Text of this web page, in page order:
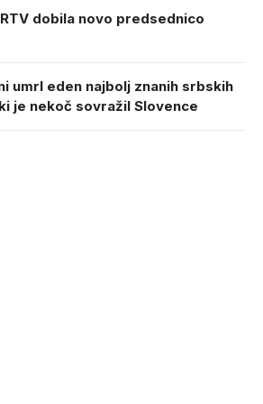
dobila novo predsednico
umrl eden najbolj znanih srbskih
je nekoč sovražil Slovence